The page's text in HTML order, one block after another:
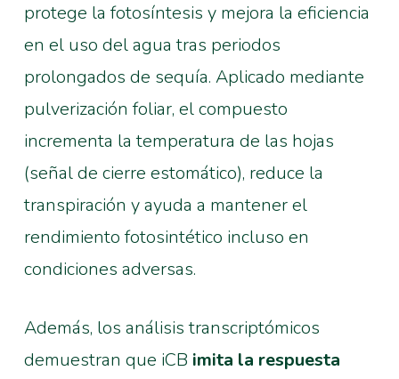
protege la fotosíntesis y mejora la eficiencia
en el uso del agua tras periodos
prolongados de sequía. Aplicado mediante
pulverización foliar, el compuesto
incrementa la temperatura de las hojas
(señal de cierre estomático), reduce la
transpiración y ayuda a mantener el
rendimiento fotosintético incluso en
condiciones adversas.
Además, los análisis transcriptómicos
demuestran que iCB imita la respuesta